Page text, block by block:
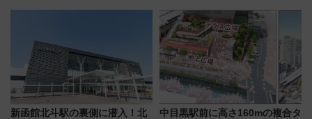
本人確認が11月スタート
新函館北斗駅の裏側に潜入！北
中目黒駅前に高さ160mの複合タ